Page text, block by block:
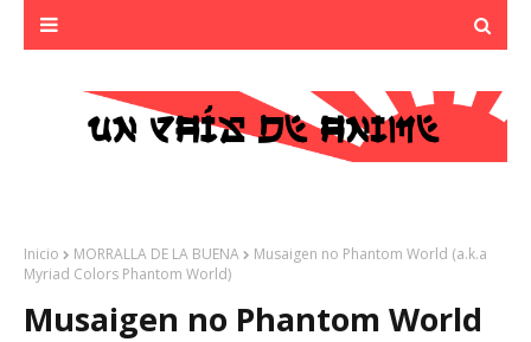
Inicio MORRALLA DE LA BUENA
Musaigen no Phantom World (a.k.a
Myriad Colors Phantom World)
Musaigen no Phantom World